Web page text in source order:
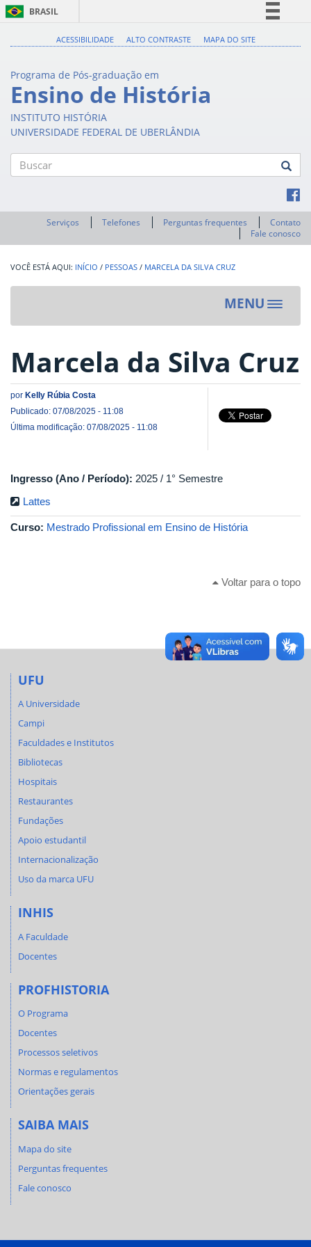
BRASIL
Acesso à informação
ACESSIBILIDADE ALTO CONTRASTE MAPA DO SITE
Programa de Pós-graduação em
Ensino de História
INSTITUTO HISTÓRIA
UNIVERSIDADE FEDERAL DE UBERLÂNDIA
Serviços Telefones Perguntas frequentes
Contato
Fale conosco
INÍCIO / PESSOAS / MARCELA DA SILVA CRUZ
MENU
Toggle
Marcela da Silva Cruz
por Kelly Rúbia Costa
Publicado: 07/08/2025 - 11:08
Última modificação: 07/08/2025 - 11:08
Ingresso (Ano / Período): 2025 / 1° Semestre
Lattes
Curso: Mestrado Profissional em Ensino de História
Voltar para o topo
UFU
A Universidade
Campi
Faculdades e Institutos
Bibliotecas
Hospitais
Restaurantes
Fundações
Apoio estudantil
Internacionalização
Uso da marca UFU
INHIS
A Faculdade
Docentes
PROFHISTORIA
O Programa
Docentes
Processos seletivos
Normas e regulamentos
Orientações gerais
SAIBA MAIS
Mapa do site
Perguntas frequentes
Fale conosco